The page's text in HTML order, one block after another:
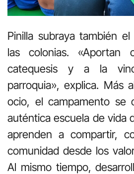
Pinilla subraya también
las colonias. «Aportan
catequesis y a la
parroquia», explica. Más
ocio, el campamento se
auténtica escuela de vida
aprenden a compartir,
comunidad desde los
Al mismo tiempo,